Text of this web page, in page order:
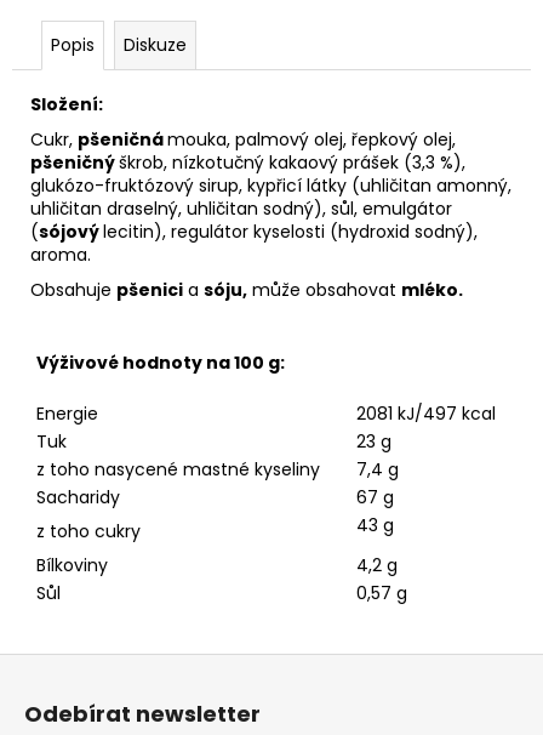
Popis Diskuze
Složení:
Cukr, pšeničnámouka, palmový olej, řepkový olej,
pšeničnýškrob, nízkotučný kakaový prášek (3,3 %),
glukózo-fruktózový sirup, kypřicí látky (uhličitan amonný,
uhličitan draselný, uhličitan sodný), sůl, emulgátor
(sójovýlecitin), regulátor kyselosti (hydroxid sodný),
aroma.
Obsahuje pšenici a sóju, může obsahovat mléko.
Výživové hodnoty na 100 g:
Energie
2081 kJ/497 kcal
Tuk
23 g
z toho nasycené mastné kyseliny
7,4 g
Sacharidy
67 g
z toho cukry
43 g
Bílkoviny
4,2 g
Sůl
0,57 g
50G
52,-)
13
Kč
Z
Odebírat newsletter